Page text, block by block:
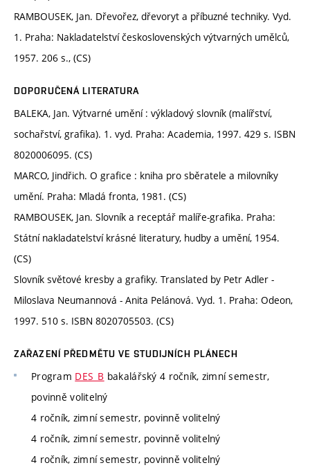
RAMBOUSEK, Jan. Dřevořez, dřevoryt a příbuzné techniky. Vyd.
1. Praha: Nakladatelství československých výtvarných umělců,
1957. 206 s., (CS)
DOPORUČENÁ LITERATURA
BALEKA, Jan. Výtvarné umění : výkladový slovník (malířství,
sochařství, grafika). 1. vyd. Praha: Academia, 1997. 429 s. ISBN
8020006095. (CS)
MARCO, Jindřich. O grafice : kniha pro sběratele a milovníky
umění. Praha: Mladá fronta, 1981. (CS)
RAMBOUSEK, Jan. Slovník a receptář malíře-grafika. Praha:
Státní nakladatelství krásné literatury, hudby a umění, 1954.
(CS)
Slovník světové kresby a grafiky. Translated by Petr Adler -
Miloslava Neumannová - Anita Pelánová. Vyd. 1. Praha: Odeon,
1997. 510 s. ISBN 8020705503. (CS)
ZAŘAZENÍ PŘEDMĚTU VE STUDIJNÍCH PLÁNECH
Program DES_B bakalářský 4 ročník, zimní semestr,
povinně volitelný
4 ročník, zimní semestr, povinně volitelný
4 ročník, zimní semestr, povinně volitelný
4 ročník, zimní semestr, povinně volitelný